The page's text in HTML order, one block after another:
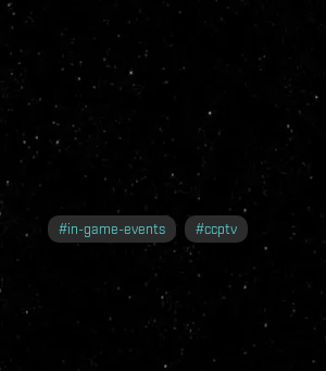
#in-game-events #ccptv